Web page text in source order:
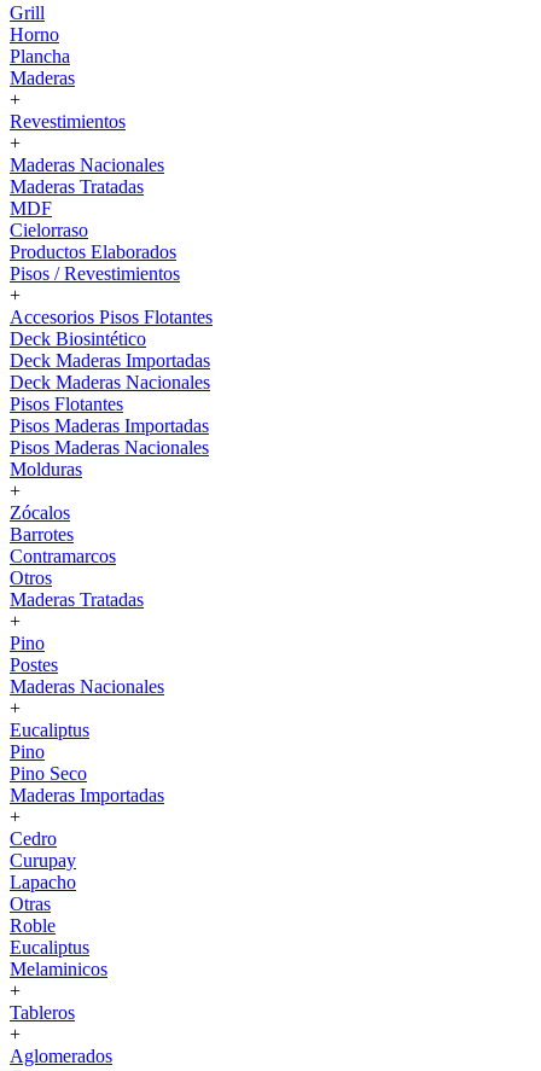
Grill
Horno
Plancha
Maderas
+
Revestimientos
+
Maderas Nacionales
Maderas Tratadas
MDF
Cielorraso
Productos Elaborados
Pisos / Revestimientos
+
Accesorios Pisos Flotantes
Deck Biosintético
Deck Maderas Importadas
Deck Maderas Nacionales
Pisos Flotantes
Pisos Maderas Importadas
Pisos Maderas Nacionales
Molduras
+
Zócalos
Barrotes
Contramarcos
Otros
Maderas Tratadas
+
Pino
Postes
Maderas Nacionales
+
Eucaliptus
Pino
Pino Seco
Maderas Importadas
+
Cedro
Curupay
Lapacho
Otras
Roble
Eucaliptus
Melaminicos
+
Tableros
+
Aglomerados